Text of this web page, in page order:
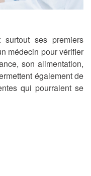
surtout ses premiers
médecin pour vérifier
son alimentation,
également de
qui pourraient se